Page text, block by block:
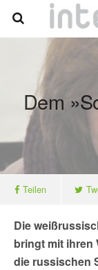
Dem
Teilen
Die
bringt mit ihren
die russischen